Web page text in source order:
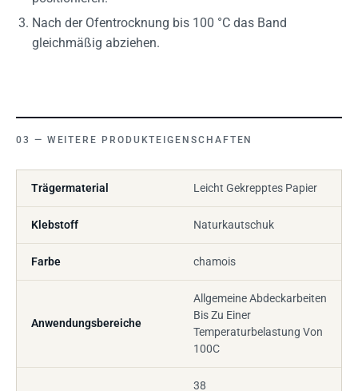
Nach der Ofentrocknung bis 100 °C das Band
gleichmäßig abziehen.
WEITERE PRODUKTEIGENSCHAFTEN
Trägermaterial Leicht Gekrepptes Papier
Klebstoff Naturkautschuk
Farbe chamois
Anwendungsbereiche
Allgemeine Abdeckarbeiten
Bis Zu Einer
Temperaturbelastung Von
100C
38